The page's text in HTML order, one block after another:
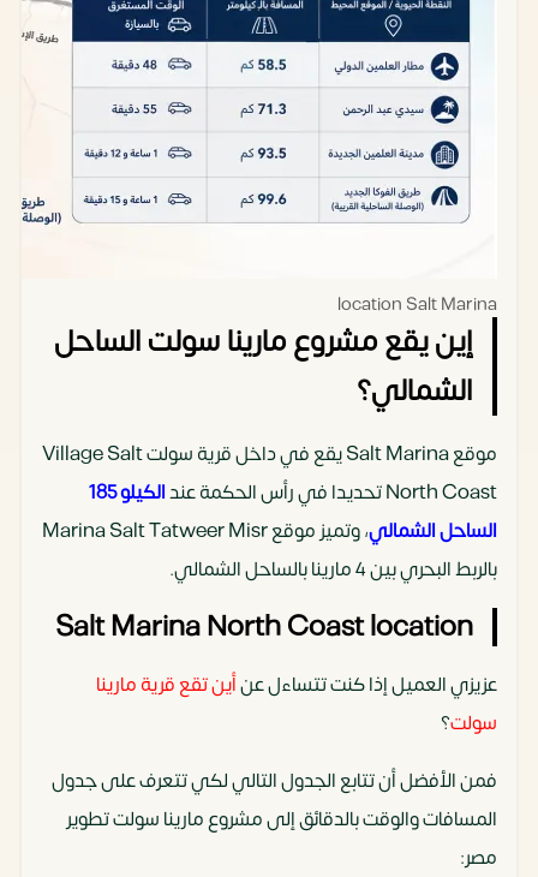
location Salt Marina
إين يقع مشروع مارينا سولت الساحل
الشمالي؟
موقع Salt Marina يقع في داخل قرية سولت Village Salt
North Coast تحديدا في رأس الحكمة عند
الكيلو 185
الساحل الشمالي
، وتميز موقع Marina Salt Tatweer Misr
بالربط البحري بين 4 مارينا بالساحل الشمالي.
Salt Marina North Coast location
عزيزي العميل إذا كنت تتساءل عنأين تقع قرية مارينا
سولت؟
فمن الأفضل أن تتابع الجدول التالي لكي تتعرف على جدول
المسافات والوقت بالدقائق إلى مشروع مارينا سولت تطوير
مصر: